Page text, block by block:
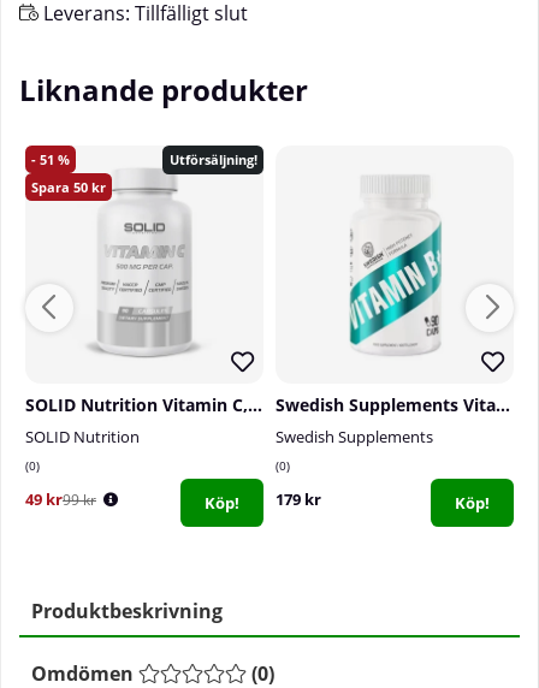
Leverans: Tillfälligt slut
Liknande produkter
51
50
Utförsäljning!
SOLID Nutrition Vitamin C, 90 caps
SOLID Nutrition
0
49 kr99 kr Köp!
Swedish Supplements Vitamin B+, 90 caps
Swedish Supplements
0
179 kr Köp!
Produktbeskrivning
Omdömen (0)